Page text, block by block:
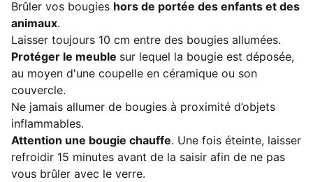
Brûler vos bougies hors de portée des enfants et des
animaux.
Laisser toujours 10 cm entre des bougies allumées.
Protéger le meuble sur lequel la bougie est déposée,
au moyen d'une coupelle en céramique ou son
couvercle.
Ne jamais allumer de bougies à proximité d’objets
inflammables.
Attention une bougie chauffe. Une fois éteinte, laisser
refroidir 15 minutes avant de la saisir afin de ne pas
vous brûler avec le verre.